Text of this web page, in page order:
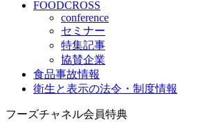
FOODCROSS
conference
セミナー
特集記事
協賛企業
食品事故情報
衛生と表示の法令・制度情報
フーズチャネル会員特典